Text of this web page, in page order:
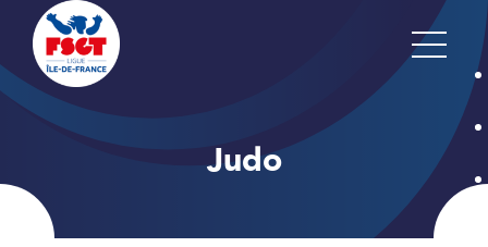
Judo